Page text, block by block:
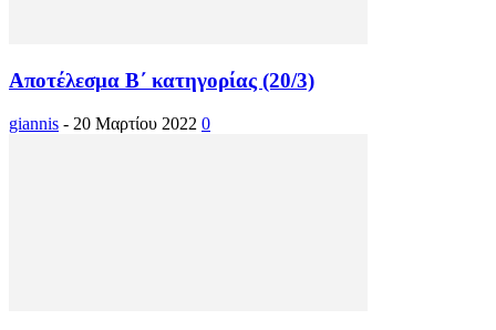
Αποτέλεσμα Β΄ κατηγορίας (20/3)
giannis - 20 Μαρτίου 2022 0